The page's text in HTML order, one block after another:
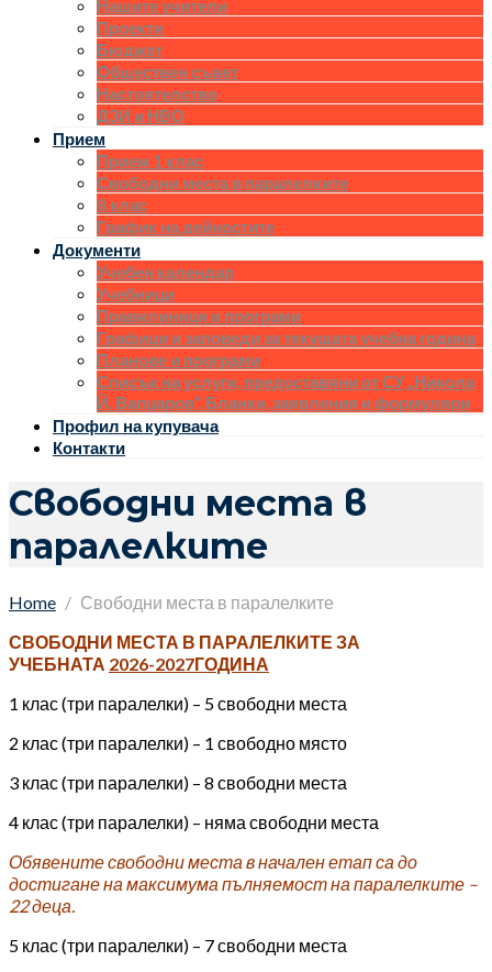
Нашите учители
Проекти
Бюджет
Обществен съвет
Настоятелство
ДЗИ и НВО
Прием
Прием 1 клас
Свободни места в паралелките
8 клас
График на дейностите
Документи
Учебен календар
Учебници
Правилиници и програми
Графици и заповеди за текущата учебна година
Планове и програми
Списък на услуги, предоставяни от СУ „Никола
Й. Вапцаров“. Бланки, заявления и формуляри
Профил на купувача
Контакти
Свободни места в
паралелките
Home
Свободни места в паралелките
СВОБОДНИ МЕСТА В ПАРАЛЕЛКИТЕ ЗА
УЧЕБНАТА 2026-2027ГОДИНА
1 клас (три паралелки) – 5 свободни места
2 клас (три паралелки) – 1 свободно място
3 клас (три паралелки) – 8 свободни места
4 клас (три паралелки) – няма свободни места
Обявените свободни места в начален етап са до
достигане на максимума пълняемост на паралелките –
22 деца.
5 клас (три паралелки) – 7 свободни места